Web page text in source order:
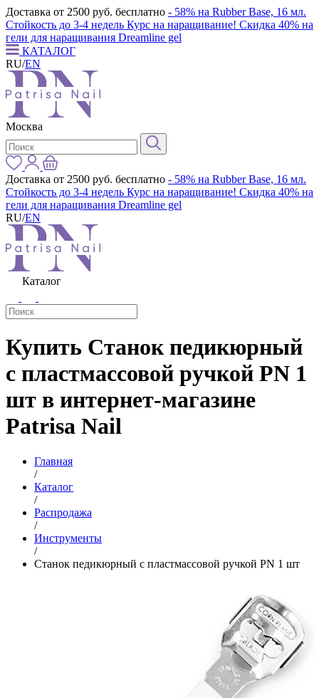
Доставка от 2500 руб. бесплатно - 58% на Rubber Base, 16 мл.
Стойкость до 3-4 недель Курс на наращивание! Скидка 40% на
гели для наращивания Dreamline gel
КАТАЛОГ
RU/EN
Москва
Доставка от 2500 руб. бесплатно - 58% на Rubber Base, 16 мл.
Стойкость до 3-4 недель Курс на наращивание! Скидка 40% на
гели для наращивания Dreamline gel
RU/EN
Каталог
Купить Станок педикюрный
с пластмассовой ручкой PN 1
шт в интернет-магазине
Patrisa Nail
Главная
/
Каталог
/
Распродажа
/
Инструменты
/
Станок педикюрный с пластмассовой ручкой PN 1 шт